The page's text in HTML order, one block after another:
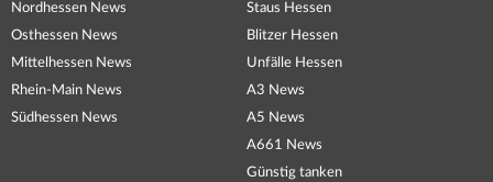
Nordhessen News
Osthessen News
Mittelhessen News
Rhein-Main News
Südhessen News
Staus Hessen
Blitzer Hessen
Unfälle Hessen
A3 News
A5 News
A661 News
Günstig tanken